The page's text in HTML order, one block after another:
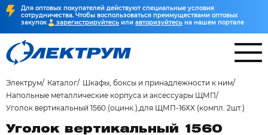
Для оптовых покупателей действуют специальные условия
сотрудничества. Чтобы воспользоваться преимуществами оптовых
закупок
зарегистрируйтесь или авторизуйтесь на нашем портале
Электрум Каталог
Шкафы, боксы и принадлежности к ним
Напольные металлические корпуса и аксессуары ЩМП
Уголок вертикальный 1560 (оцинк.),для ЩМП-16ХХ (компл. 2шт.)
Уголок вертикальный 1560